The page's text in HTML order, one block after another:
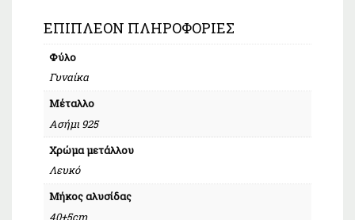
ΕΠΙΠΛΈΟΝ ΠΛΗΡΟΦΟΡΊΕΣ
Φύλο
Γυναίκα
Μέταλλο
Ασήμι 925
Χρώμα μετάλλου
Λευκό
Μήκος αλυσίδας
40+5cm